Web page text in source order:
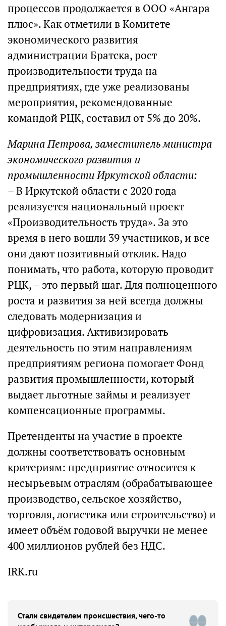
процессов продолжается в ООО «Ангара
плюс». Как отметили в Комитете
экономического развития
администрации Братска, рост
производительности труда на
предприятиях, где уже реализованы
мероприятия, рекомендованные
командой РЦК, составил от 5% до 20%.
Марина Петрова, заместитель министра
экономического развития и
промышленности Иркутской области:
– В Иркутской области с 2020 года
реализуется национальный проект
«Производительность труда». За это
время в него вошли 39 участников, и все
они дают позитивный отклик. Надо
понимать, что работа, которую проводит
РЦК, – это первый шаг. Для полноценного
роста и развития за ней всегда должны
следовать модернизация и
цифровизация. Активизировать
деятельность по этим направлениям
предприятиям региона помогает Фонд
развития промышленности, который
выдает льготные займы и реализует
компенсационные программы.
Претенденты на участие в проекте
должны соответствовать основным
критериям: предприятие относится к
несырьевым отраслям (обрабатывающее
производство, сельское хозяйство,
торговля, логистика или строительство) и
имеет объём годовой выручки не менее
400 миллионов рублей без НДС.
IRK.ru
Стали свидетелем происшествия, чего-то